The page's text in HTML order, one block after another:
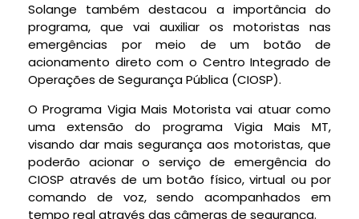
Solange também destacou a importância do
programa, que vai auxiliar os motoristas nas
emergências por meio de um botão de
acionamento direto com o Centro Integrado de
Operações de Segurança Pública (CIOSP).
O Programa Vigia Mais Motorista vai atuar como
uma extensão do programa Vigia Mais MT,
visando dar mais segurança aos motoristas, que
poderão acionar o serviço de emergência do
CIOSP através de um botão físico, virtual ou por
comando de voz, sendo acompanhados em
tempo real através das câmeras de segurança.